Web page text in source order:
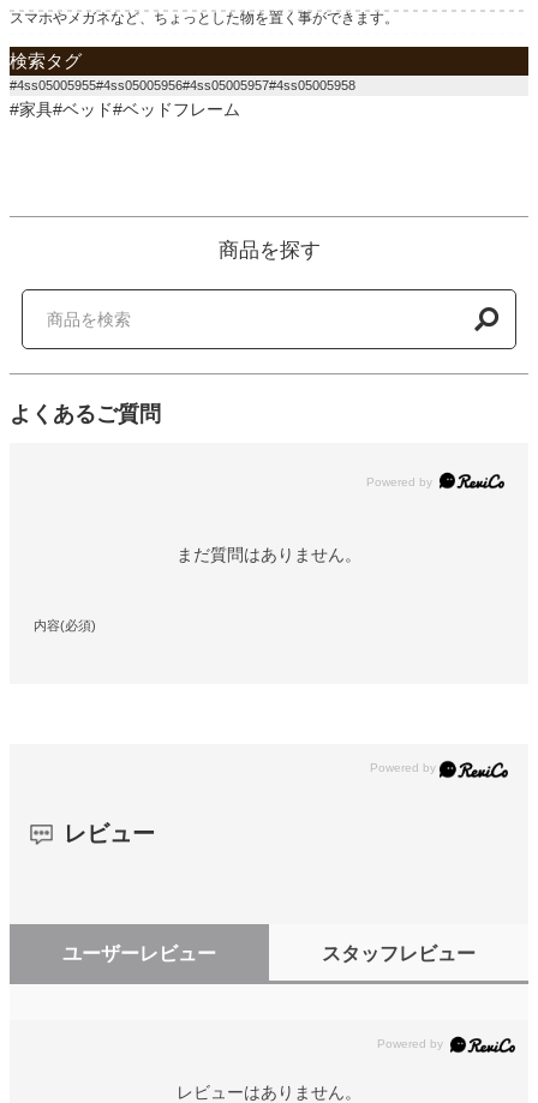
スマホやメガネなど、ちょっとした物を置く事ができます。
検索タグ
#4ss05005955#4ss05005956#4ss05005957#4ss05005958
#家具#ベッド#ベッドフレーム
商品を探す
よくあるご質問
Powered by
まだ質問はありません。
内容(必須)
レビュー
ユーザーレビュー スタッフレビュー
レビューはありません。